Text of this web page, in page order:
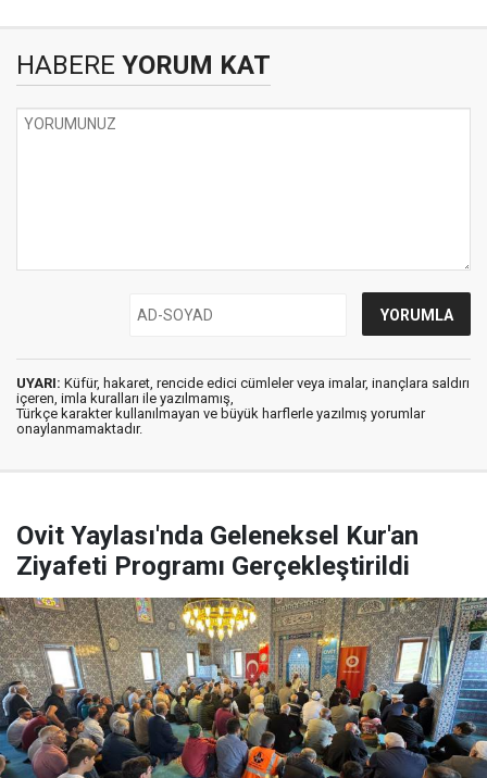
HABERE YORUM KAT
UYARI: Küfür, hakaret, rencide edici cümleler veya imalar, inançlara saldırı
içeren, imla kuralları ile yazılmamış,
Türkçe karakter kullanılmayan ve büyük harflerle yazılmış yorumlar
onaylanmamaktadır.
Ovit Yaylası'nda Geleneksel Kur'an
Ziyafeti Programı Gerçekleştirildi